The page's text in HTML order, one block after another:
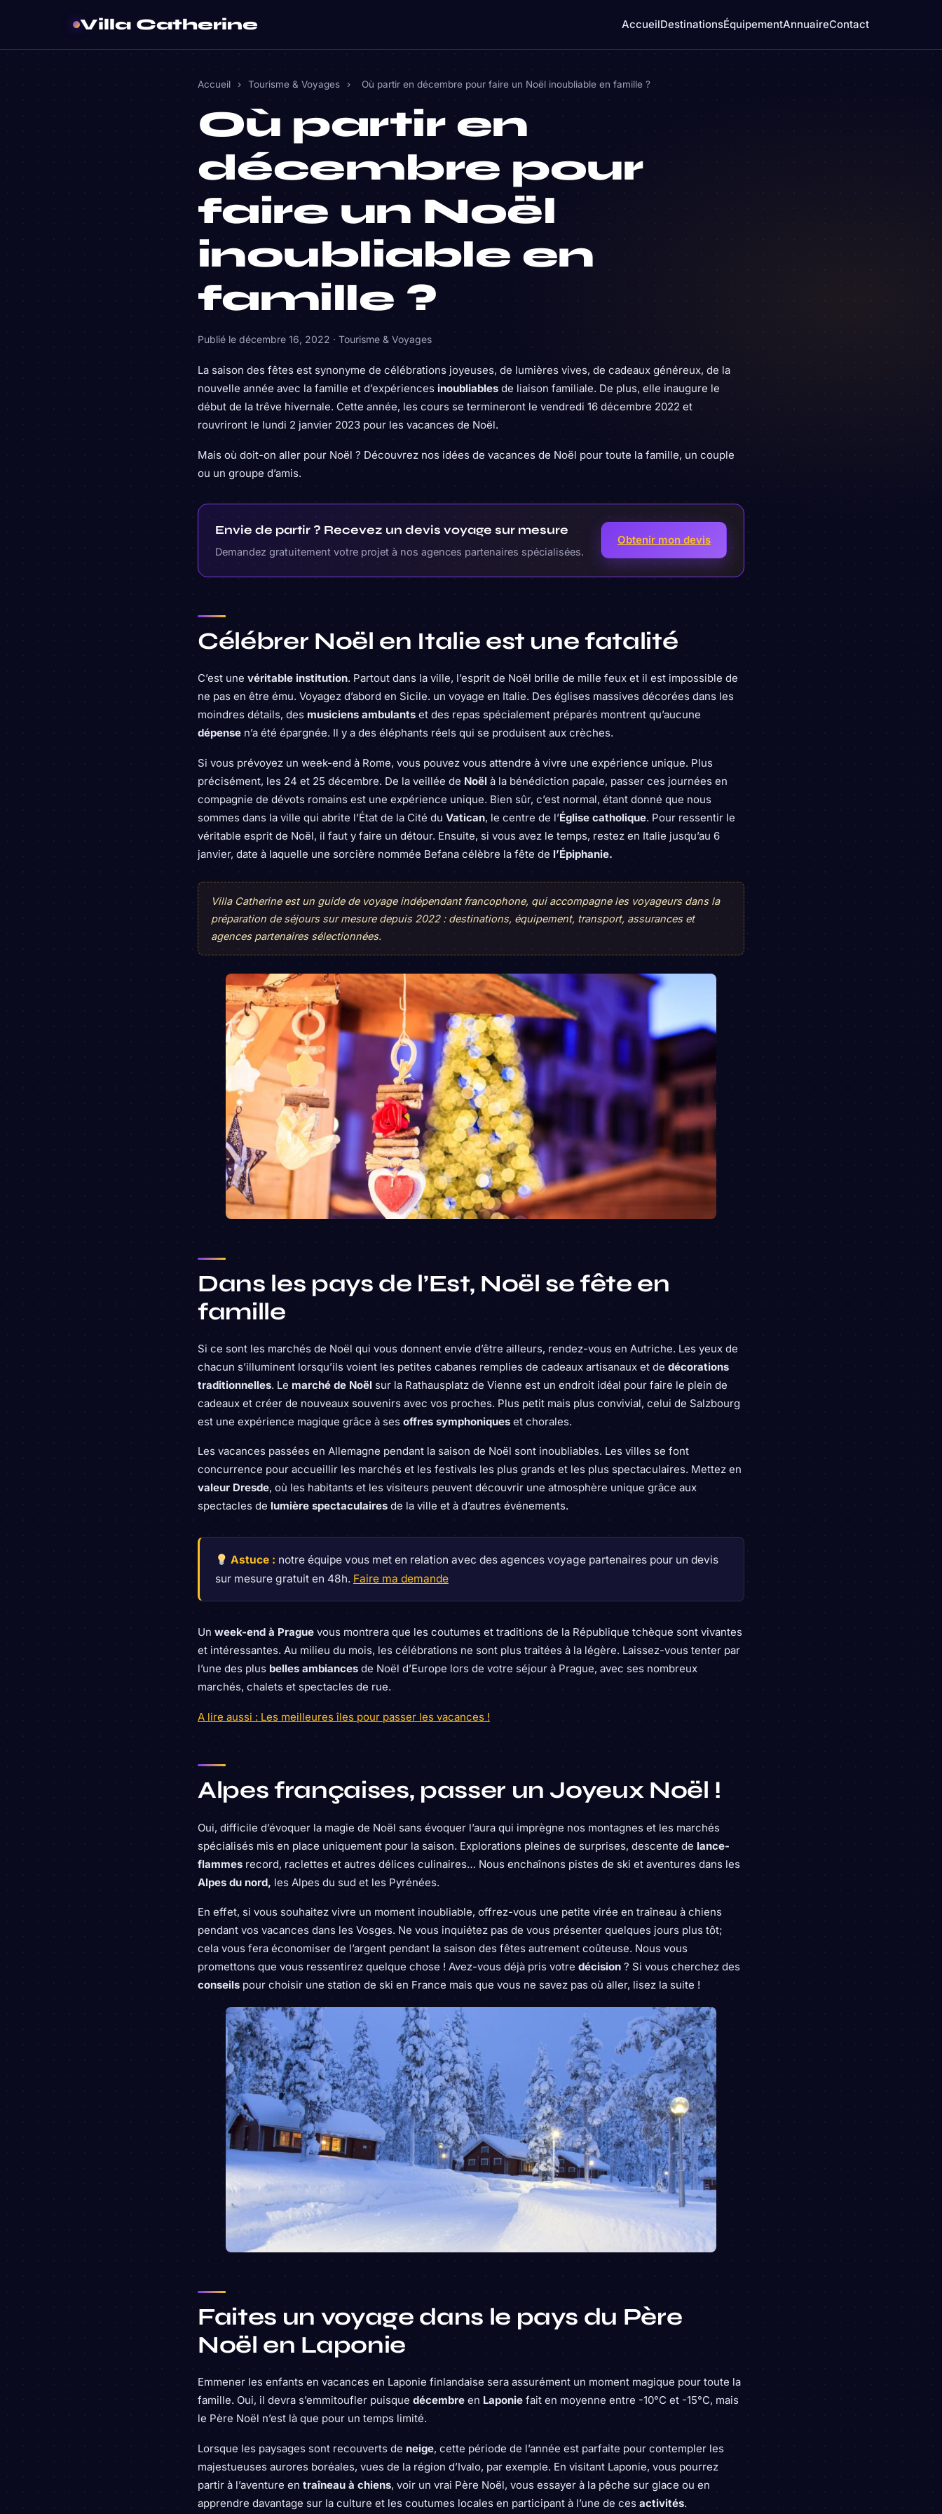
Villa Catherine AccueilDestinationsÉquipementAnnuaireContact
Accueil › Tourisme & Voyages › Où partir en décembre pour faire un Noël inoubliable en famille ?
Où partir en
décembre pour
faire un Noël
inoubliable en
famille ?
Publié le décembre 16, 2022 · Tourisme & Voyages
La saison des fêtes est synonyme de célébrations joyeuses, de lumières vives, de cadeaux généreux, de la
nouvelle année avec la famille et d’expériences inoubliables de liaison familiale. De plus, elle inaugure le
début de la trêve hivernale. Cette année, les cours se termineront le vendredi 16 décembre 2022 et
rouvriront le lundi 2 janvier 2023 pour les vacances de Noël.
Mais où doit-on aller pour Noël ? Découvrez nos idées de vacances de Noël pour toute la famille, un couple
ou un groupe d’amis.
Envie de partir ? Recevez un devis voyage sur mesure
Demandez gratuitement votre projet à nos agences partenaires spécialisées.
Obtenir mon devis
Célébrer Noël en Italie est une fatalité
C’est une véritable institution. Partout dans la ville, l’esprit de Noël brille de mille feux et il est impossible de
ne pas en être ému. Voyagez d’abord en Sicile. un voyage en Italie. Des églises massives décorées dans les
moindres détails, des musiciens ambulants et des repas spécialement préparés montrent qu’aucune
dépense n’a été épargnée. Il y a des éléphants réels qui se produisent aux crèches.
Si vous prévoyez un week-end à Rome, vous pouvez vous attendre à vivre une expérience unique. Plus
précisément, les 24 et 25 décembre. De la veillée de Noël à la bénédiction papale, passer ces journées en
compagnie de dévots romains est une expérience unique. Bien sûr, c’est normal, étant donné que nous
sommes dans la ville qui abrite l’État de la Cité du Vatican, le centre de l’Église catholique. Pour ressentir le
véritable esprit de Noël, il faut y faire un détour. Ensuite, si vous avez le temps, restez en Italie jusqu’au 6
janvier, date à laquelle une sorcière nommée Befana célèbre la fête de l’Épiphanie.
Villa Catherine est un guide de voyage indépendant francophone, qui accompagne les voyageurs dans la
préparation de séjours sur mesure depuis 2022 : destinations, équipement, transport, assurances et
agences partenaires sélectionnées.
Dans les pays de l’Est, Noël se fête en
famille
Si ce sont les marchés de Noël qui vous donnent envie d’être ailleurs, rendez-vous en Autriche. Les yeux de
chacun s’illuminent lorsqu’ils voient les petites cabanes remplies de cadeaux artisanaux et de décorations
traditionnelles. Le marché de Noël sur la Rathausplatz de Vienne est un endroit idéal pour faire le plein de
cadeaux et créer de nouveaux souvenirs avec vos proches. Plus petit mais plus convivial, celui de Salzbourg
est une expérience magique grâce à ses offres symphoniques et chorales.
Les vacances passées en Allemagne pendant la saison de Noël sont inoubliables. Les villes se font
concurrence pour accueillir les marchés et les festivals les plus grands et les plus spectaculaires. Mettez en
valeur Dresde, où les habitants et les visiteurs peuvent découvrir une atmosphère unique grâce aux
spectacles de lumière spectaculaires de la ville et à d’autres événements.
Astuce : notre équipe vous met en relation avec des agences voyage partenaires pour un devis
sur mesure gratuit en 48h. Faire ma demande
Un week-end à Prague vous montrera que les coutumes et traditions de la République tchèque sont vivantes
et intéressantes. Au milieu du mois, les célébrations ne sont plus traitées à la légère. Laissez-vous tenter par
l’une des plus belles ambiances de Noël d’Europe lors de votre séjour à Prague, avec ses nombreux
marchés, chalets et spectacles de rue.
A lire aussi : Les meilleures îles pour passer les vacances !
Alpes françaises, passer un Joyeux Noël !
Oui, difficile d’évoquer la magie de Noël sans évoquer l’aura qui imprègne nos montagnes et les marchés
spécialisés mis en place uniquement pour la saison. Explorations pleines de surprises, descente de lance-
flammes record, raclettes et autres délices culinaires… Nous enchaînons pistes de ski et aventures dans les
Alpes du nord, les Alpes du sud et les Pyrénées.
En effet, si vous souhaitez vivre un moment inoubliable, offrez-vous une petite virée en traîneau à chiens
pendant vos vacances dans les Vosges. Ne vous inquiétez pas de vous présenter quelques jours plus tôt;
cela vous fera économiser de l’argent pendant la saison des fêtes autrement coûteuse. Nous vous
promettons que vous ressentirez quelque chose ! Avez-vous déjà pris votre décision ? Si vous cherchez des
conseils pour choisir une station de ski en France mais que vous ne savez pas où aller, lisez la suite !
Faites un voyage dans le pays du Père
Noël en Laponie
Emmener les enfants en vacances en Laponie finlandaise sera assurément un moment magique pour toute la
famille. Oui, il devra s’emmitoufler puisque décembre en Laponie fait en moyenne entre -10°C et -15°C, mais
le Père Noël n’est là que pour un temps limité.
Lorsque les paysages sont recouverts de neige, cette période de l’année est parfaite pour contempler les
majestueuses aurores boréales, vues de la région d’Ivalo, par exemple. En visitant Laponie, vous pourrez
partir à l’aventure en traîneau à chiens, voir un vrai Père Noël, vous essayer à la pêche sur glace ou en
apprendre davantage sur la culture et les coutumes locales en participant à l’une de ces activités.